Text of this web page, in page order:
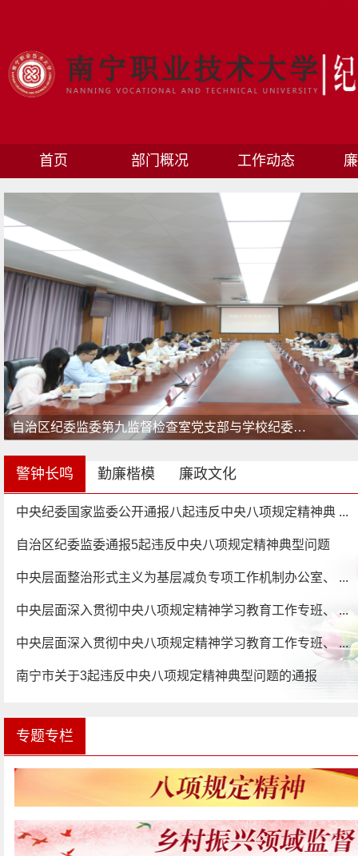
首页 部门概况 工作动态
自治区纪委监委第九监督检查室党支部与学校纪委办公...
警钟长鸣 勤廉楷模 廉政文化
中央纪委国家监委公开通报八起违反中央八项规定精神典 ...
自治区纪委监委通报5起违反中央八项规定精神典型问题
中央层面整治形式主义为基层减负专项工作机制办公室、 ...
中央层面深入贯彻中央八项规定精神学习教育工作专班、 ...
中央层面深入贯彻中央八项规定精神学习教育工作专班、 ...
南宁市关于3起违反中央八项规定精神典型问题的通报
专题专栏